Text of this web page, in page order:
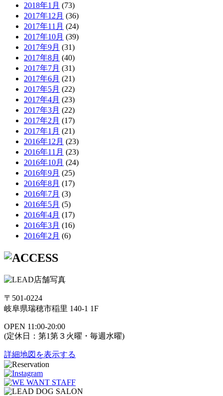
2018年1月 (73)
2017年12月 (36)
2017年11月 (24)
2017年10月 (39)
2017年9月 (31)
2017年8月 (40)
2017年7月 (31)
2017年6月 (21)
2017年5月 (22)
2017年4月 (23)
2017年3月 (22)
2017年2月 (17)
2017年1月 (21)
2016年12月 (23)
2016年11月 (23)
2016年10月 (24)
2016年9月 (25)
2016年8月 (17)
2016年7月 (3)
2016年5月 (5)
2016年4月 (17)
2016年3月 (16)
2016年2月 (6)
〒501-0224
岐阜県瑞穂市稲里 140-1 1F
OPEN 11:00-20:00
(定休日：第1第３火曜・毎週水曜)
詳細地図を表示する